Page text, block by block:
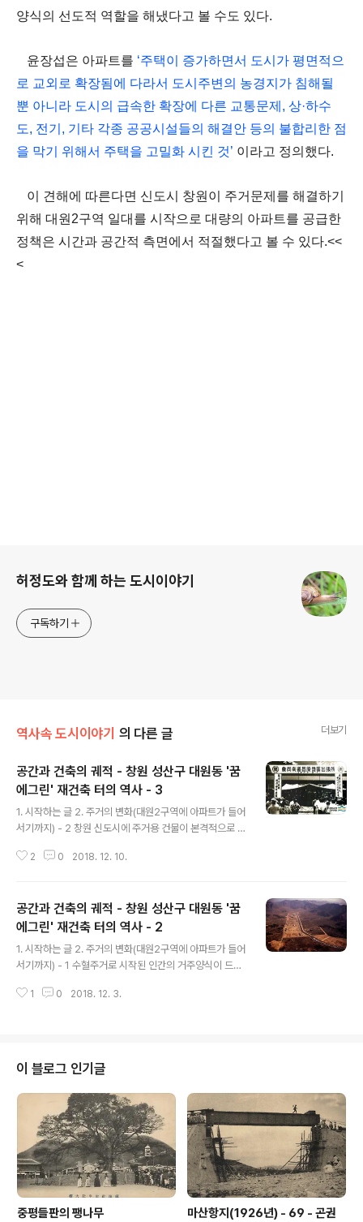
양식의 선도적 역할을 해냈다고 볼 수도 있다.
윤장섭은 아파트를 ‘주택이 증가하면서 도시가 평면적으
로 교외로 확장됨에 다라서 도시주변의 농경지가 침해될
뿐 아니라 도시의 급속한 확장에 다른 교통문제 , 상·하수
도, 전기 , 기타 각종 공공시설들의 해결안 등의 불합리한 점
을 막기 위해서 주택을 고밀화 시킨 것’ 이라고 정의했다.
이 견해에 따른다면 신도시 창원이 주거문제를 해결하기
위해 대원 2구역 일대를 시작으로 대량의 아파트를 공급한
정책은 시간과 공간적 측면에서 적절했다고 볼 수 있다.<<
<
허정도와 함께 하는 도시이야기
구독하기
역사속 도시이야기 의 다른 글 더보기
공간과 건축의 궤적 - 창원 성산구 대원동 '꿈
에그린' 재건축 터의 역사 - 3
1. 시작하는 글 2. 주거의 변화(대원2구역에 아파트가 들어
서기까지) - 2 창원 신도시에 주거용 건물이 본격적으로 건
업자들이 주도한 조적조 2층의 철근콘크리트 구조였으며
공간구조나 외형에서 차별성이 보이지 않았다. 아파트 역
시 초기에 공공주택으로 건설한 반송동 주공아파트를 비롯
하여 대기업이 참여해 지은 평범한 것들이었다. 이는 창원
만의 문제가 아니라 주택이 대량으로 보급되기 시작한 한
국사회 전체의 일반적인 상황이었다. 1976년 9월 1일 마
산시가 설치한 창원지구출장소는 1977년 인구 30만 수용
2 0 2018. 12. 10.
공간과 건축의 궤적 - 창원 성산구 대원동 '꿈
에그린' 재건축 터의 역사 - 2
1. 시작하는 글 2. 주거의 변화(대원2구역에 아파트가 들어
서기까지) - 1 수혈주거로 시작된 인간의 거주양식이 드디
조건의 변화에 따라 인간은 달라졌고 인간의 삶을 담았던
비약적으로 변한 시기는 소위 근대적 건축술이 등장한 개
항기와 일제강점기였다. 1876년 강화도조약으로 시작된
개항은 외국의 여러 문물을 직접 유입되는 계기가 되었고,
이에 따라 일본과 서구의 건축술도 들어왔다. 개항장에 건
설된 일본인 주택들은 당연히 일본 자본에 의해 일본인의
설계와 시공으로 시행되었다. 대부분이 상..
1 0 2018. 12. 3.
이 블로그 인기글
중평들판의 팽나무
마산항지(1926년) - 69 - 곤권